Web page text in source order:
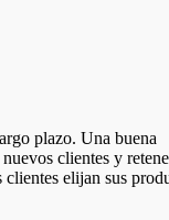
clientes y
elijan sus